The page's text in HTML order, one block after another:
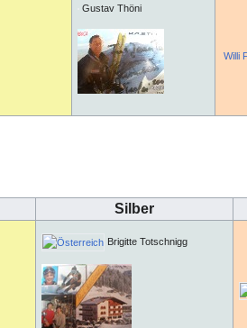
Gustav Thöni
Willi
Silber
Brigitte Totschnigg